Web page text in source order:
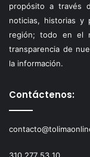
propósito a través
noticias, historias y
región; todo en el
transparencia de
la información.
Contáctenos:
310 277 53 10